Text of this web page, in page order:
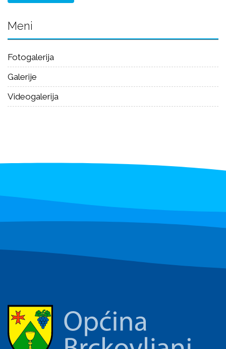
Meni
Fotogalerija
Galerije
Videogalerija